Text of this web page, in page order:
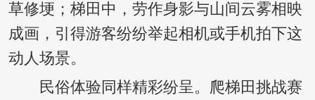
草修埂；梯田中，劳作身影与山间云雾相映
成画，引得游客纷纷举起相机或手机拍下这
动人场景。
民俗体验同样精彩纷呈。爬梯田挑战赛